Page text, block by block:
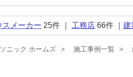
スメーカー 25件 ｜ 工務店 66件 ｜ 建
ニック ホームズ 施工事例一覧